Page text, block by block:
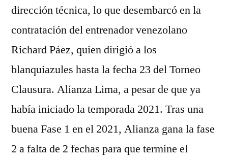
dirección técnica, lo que desembarcó en la
contratación del entrenador venezolano
Richard Páez, quien dirigió a los
blanquiazules hasta la fecha 23 del Torneo
Clausura. Alianza Lima, a pesar de que ya
había iniciado la temporada 2021. Tras una
buena Fase 1 en el 2021, Alianza gana la fase
2 a falta de 2 fechas para que termine el